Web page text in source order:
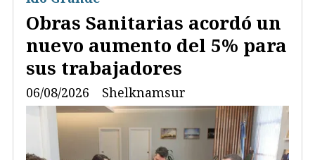
Obras Sanitarias acordó un
nuevo aumento del 5% para
sus trabajadores
Shelknamsur
06/08/2026